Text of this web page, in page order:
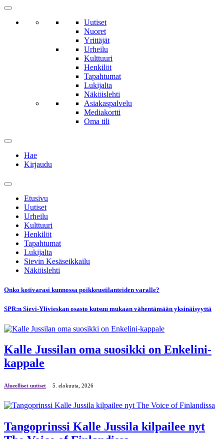
Uutiset
Nuoret
Yrittäjät
Urheilu
Kulttuuri
Henkilöt
Tapahtumat
Lukijalta
Näköislehti
Asiakaspalvelu
Mediakortti
Oma tili
Hae
Kirjaudu
Etusivu
Uutiset
Urheilu
Kulttuuri
Henkilöt
Tapahtumat
Lukijalta
Sievin Kesäseikkailu
Näköislehti
Onko kotivarasi kunnossa poikkeustilanteiden varalle?
SPR:n Sievi-Ylivieskan osasto kutsuu mukaan vähentämään yksinäisyyttä
Kalle Jussilan oma suosikki on Enkelini-
kappale
Alueelliset uutiset 5. elokuuta, 2026
Tangoprinssi Kalle Jussila kilpailee nyt